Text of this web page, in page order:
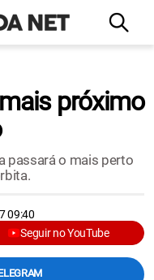
próximo
passará o mais perto
09:40
Seguir no YouTube